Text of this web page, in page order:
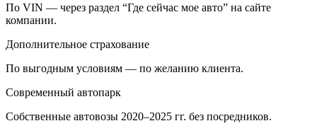
По VIN — через раздел “Где сейчас мое авто” на сайте
компании.
Дополнительное страхование
По выгодным условиям — по желанию клиента.
Современный автопарк
Собственные автовозы 2020–2025 гг. без посредников.